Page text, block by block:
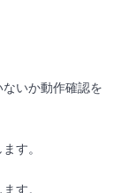
いか動作確認を
す。
す。